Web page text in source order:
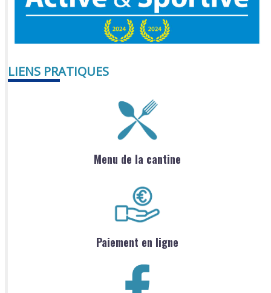
LIENS PRATIQUES
Menu de la cantine
Paiement en ligne